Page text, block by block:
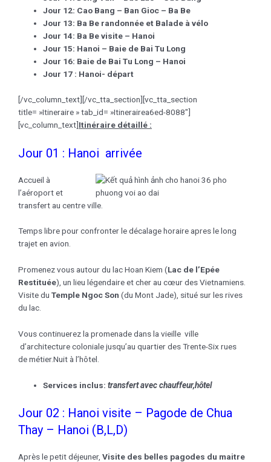
Jour 12: Cao Bang – Ban Gioc – Ba Be
Jour 13: Ba Be randonnée et Balade à vélo
Jour 14: Ba Be visite – Hanoi
Jour 15: Hanoi – Baie de Bai Tu Long
Jour 16: Baie de Bai Tu Long – Hanoi
Jour 17 : Hanoi- départ
[/vc_column_text][/vc_tta_section][vc_tta_section
title= »Itineraire » tab_id= »Itinerairea6ed-8088″]
[vc_column_text]Itinéraire détaillé :
Jour 01 : Hanoi arrivée
Accueil à
l’aéroport et
transfert au centre ville.
Temps libre pour confronter le décalage horaire apres le long
trajet en avion.
Promenez vous autour du lac Hoan Kiem (Lac de l’Epée
Restituée), un lieu légendaire et cher au cœur des Vietnamiens.
Visite du Temple Ngoc Son (du Mont Jade), situé sur les rives
du lac.
Vous continuerez la promenade dans la vieille ville
d’architecture coloniale jusqu’au quartier des Trente-Six rues
de métier.Nuit à l’hôtel.
Services inclus:transfert avec chauffeur,hôtel
Jour 02 : Hanoi visite – Pagode de Chua
Thay – Hanoi (B,L,D)
Après le petit déjeuner, Visite des belles pagodes du maitre